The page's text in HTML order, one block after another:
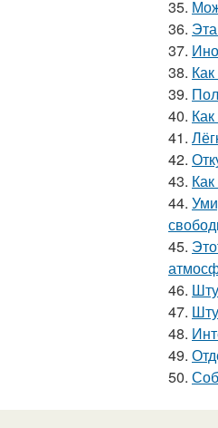
35.
36.
37.
38.
39.
40.
41.
42.
43.
44.
45.
46.
47.
48.
49.
50.